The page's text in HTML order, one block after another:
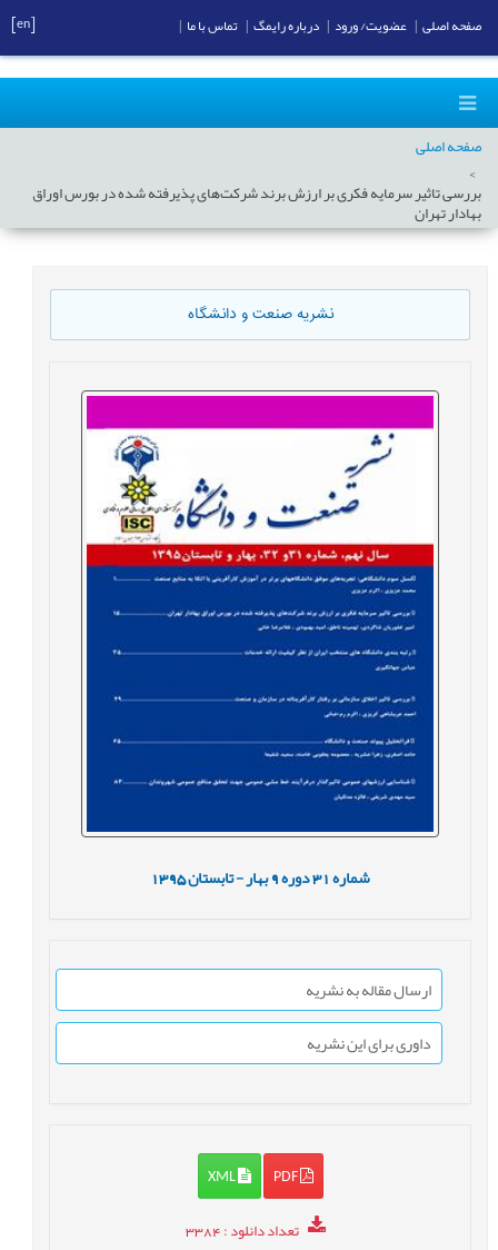
صفحه اصلی
بررسی تاثیر سرمایه فکری بر ارزش برند شرکت‌های پذیرفته شده در بورس اوراق
بهادار تهران
نشریه صنعت و دانشگاه
شماره31 دوره9 بهار - تابستان1395
ارسال مقاله به نشریه
داوری برای این نشریه
PDF
XML
تعداد دانلود: 3384
صفحه اصلی عضویت/ ورود درباره رایمگ تماس با ما